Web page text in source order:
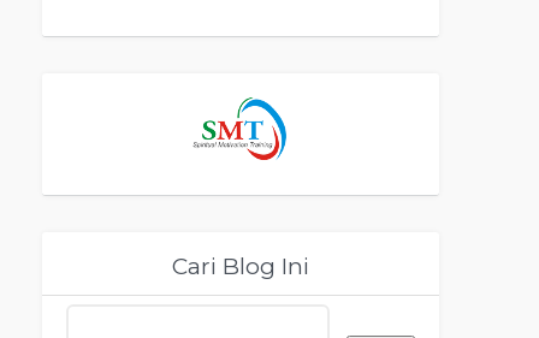
Cari Blog Ini